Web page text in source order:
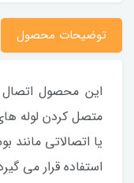
توضیحات محصول
این محصول
متصل کردن لوله
یا اتصالاتی مانند
استفاده قرار می